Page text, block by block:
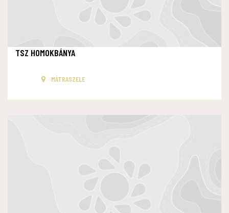
TSZ HOMOKBÁNYA
MÁTRASZELE